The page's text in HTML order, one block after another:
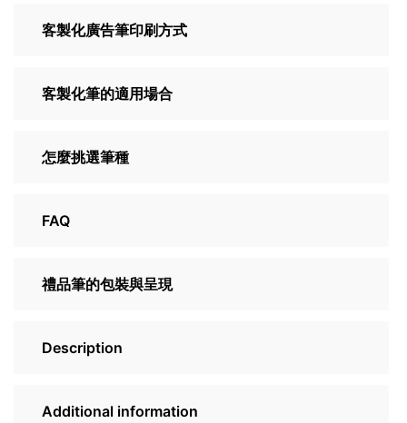
客製化廣告筆印刷方式
客製化筆的適用場合
怎麼挑選筆種
FAQ
禮品筆的包裝與呈現
Description
Additional information